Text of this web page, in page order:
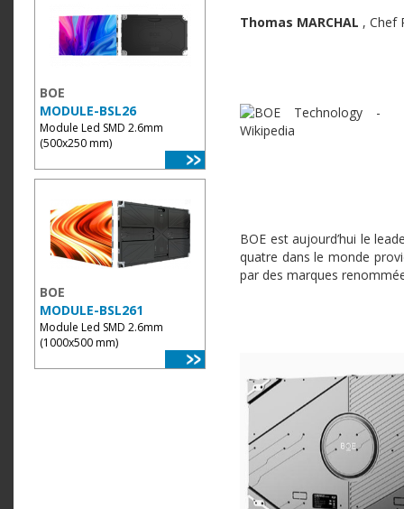
BOE
MODULE-BSL26
Module Led SMD 2.6mm
(500x250 mm)
BOE
MODULE-BSL261
Module Led SMD 2.6mm
(1000x500 mm)
Thomas MARCHAL , Chef
BOE est aujourd’hui le
quatre dans le monde
par des marques